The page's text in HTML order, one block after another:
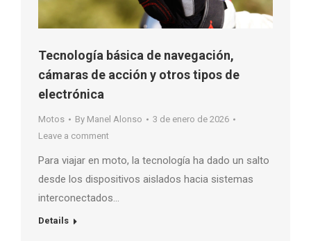
Tecnología básica de navegación,
cámaras de acción y otros tipos de
electrónica
Motos By Manel Alonso
3 de enero de 2026
Leave a comment
Para viajar en moto, la tecnología ha dado un salto
desde los dispositivos aislados hacia sistemas
interconectados…
Details